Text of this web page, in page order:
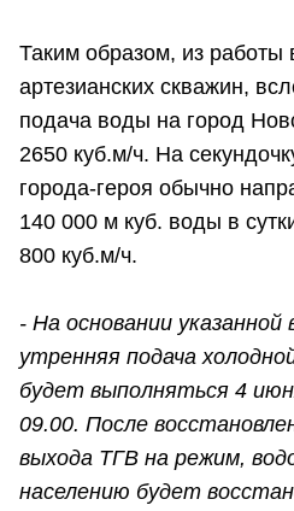
Таким образом, из работы
артезианских скважин,
подача воды на город
2650 куб.м/ч. На
города-героя обычно
140 000 м куб. воды в
800 куб.м/ч.
- На основании
утренняя подача
будет выполняться 4
09.00. После
выхода ТГВ на режим,
населению будет